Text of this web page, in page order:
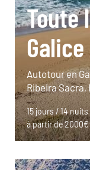
Toute
Galice
Autotour en
Ribeira
15 jours / 14 nuits
à partir de 2000€